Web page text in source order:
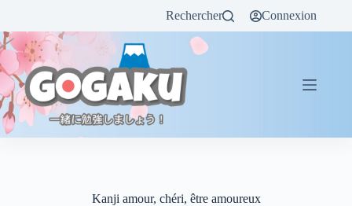
Rechercher Connexion
Kanji amour, chéri, être amoureux